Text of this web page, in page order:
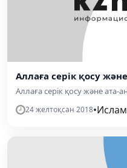
Аллаға серік қосу
Аллаға серік қосу және ата-
24 желтоқсан 2018•